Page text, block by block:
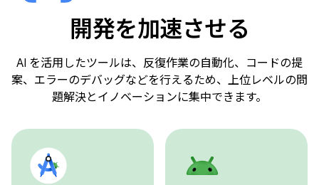
開発を加速させる
AI を活用したツールは、反復作業の自動化、コードの提
案、エラーのデバッグなどを行えるため、上位レベルの問
題解決とイノベーションに集中できます。